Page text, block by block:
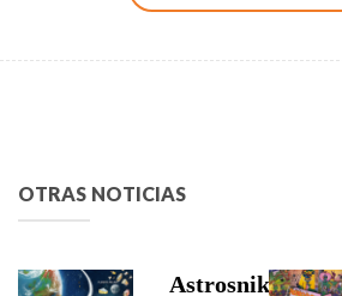
OTRAS NOTICIAS
Astrosniks,